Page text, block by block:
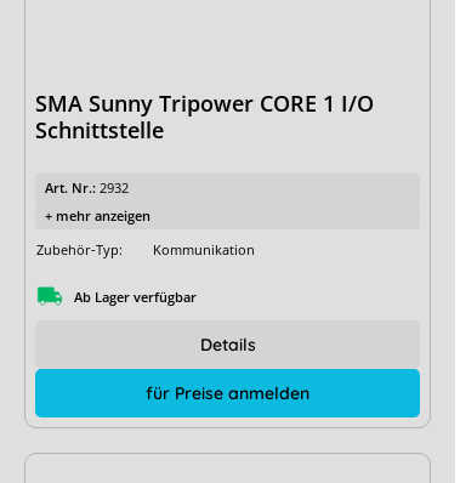
SMA Sunny Tripower CORE 1 I/O
Schnittstelle
Art. Nr.: 2932
+ mehr anzeigen
Zubehör-Typ:
Kommunikation
Ab Lager verfügbar
für Preise anmelden
Details